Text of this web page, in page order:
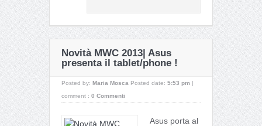
Novità MWC 2013| Asus
presenta il tablet/phone !
Posted by: Maria Mosca Posted date: 5:53 pm |
comment : 0 Commenti
Asus porta al